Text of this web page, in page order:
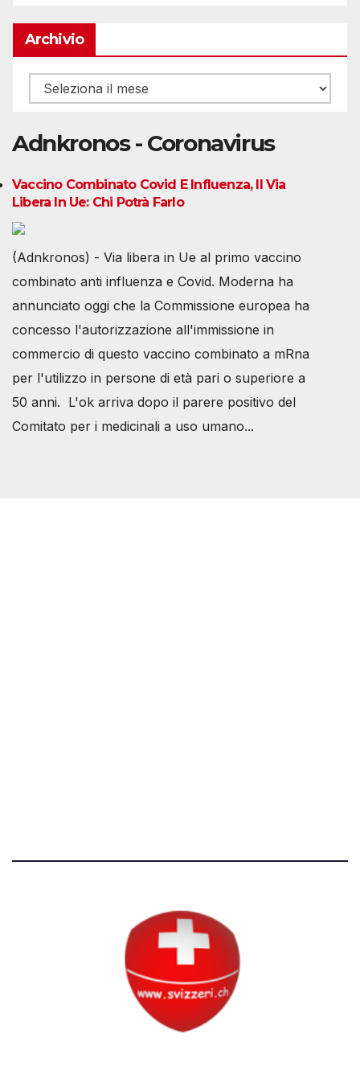
Archivio
Archivio
Adnkronos - Coronavirus
Vaccino Combinato Covid E Influenza, Il Via
Libera In Ue: Chi Potrà Farlo
(Adnkronos) - Via libera in Ue al primo vaccino
combinato anti influenza e Covid. Moderna ha
annunciato oggi che la Commissione europea ha
concesso l'autorizzazione all'immissione in
commercio di questo vaccino combinato a mRna
per l'utilizzo in persone di età pari o superiore a
50 anni. L'ok arriva dopo il parere positivo del
Comitato per i medicinali a uso umano...